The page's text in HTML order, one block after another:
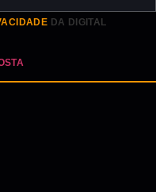
DA DIGITAL